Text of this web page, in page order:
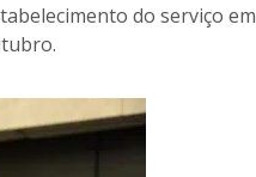
do serviço em